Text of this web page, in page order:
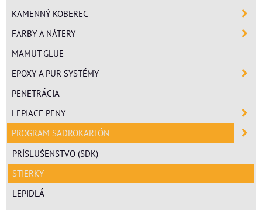
KAMENNÝ KOBEREC
FARBY A NÁTERY
MAMUT GLUE
EPOXY A PUR SYSTÉMY
PENETRÁCIA
LEPIACE PENY
PROGRAM SADROKARTÓN
PRÍSLUŠENSTVO (SDK)
STIERKY
LEPIDLÁ